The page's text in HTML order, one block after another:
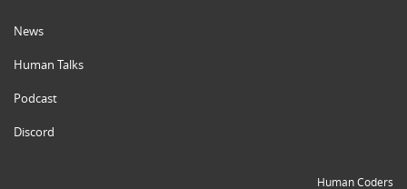
News
Human Talks
Podcast
Discord
Human Coders